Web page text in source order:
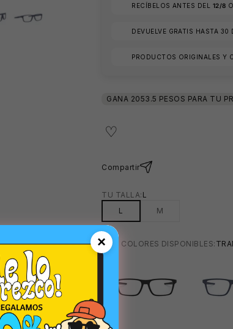
RECÍBELOS ANTES DEL 12/8
DEVUELVE GRATIS HASTA
PRODUCTOS ORIGINALES Y
Compartir
TU TALLA: L
L
M
MAS COLORES DISPONIBLES:
×
🧴